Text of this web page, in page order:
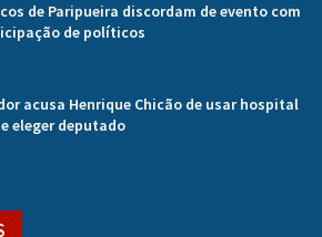
de Paripueira discordam de evento com
de políticos
acusa Henrique Chicão de usar hospital
eleger deputado